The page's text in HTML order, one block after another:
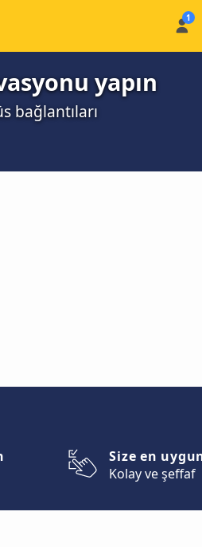
yapın
bağlantıları
Size en
Kolay ve şeffaf